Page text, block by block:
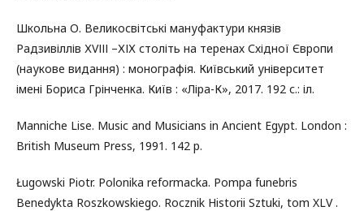
Школьна О. Великосвітські мануфактури князів
Радзивіллів ХVІІІ –ХІХ століть на теренах Східної Європи
(наукове видання) : монографія. Київський університет
імені Бориса Грінченка. Київ : «Ліра-К», 2017. 192 с.: іл.
Manniche Lise. Music and Musicians in Ancient Egypt. London :
British Museum Press, 1991. 142 p.
Ługowski Piotr. Polonika reformacka. Pompa funebris
Benedykta Roszkowskiego. Rocznik Historii Sztuki, tom XLV .